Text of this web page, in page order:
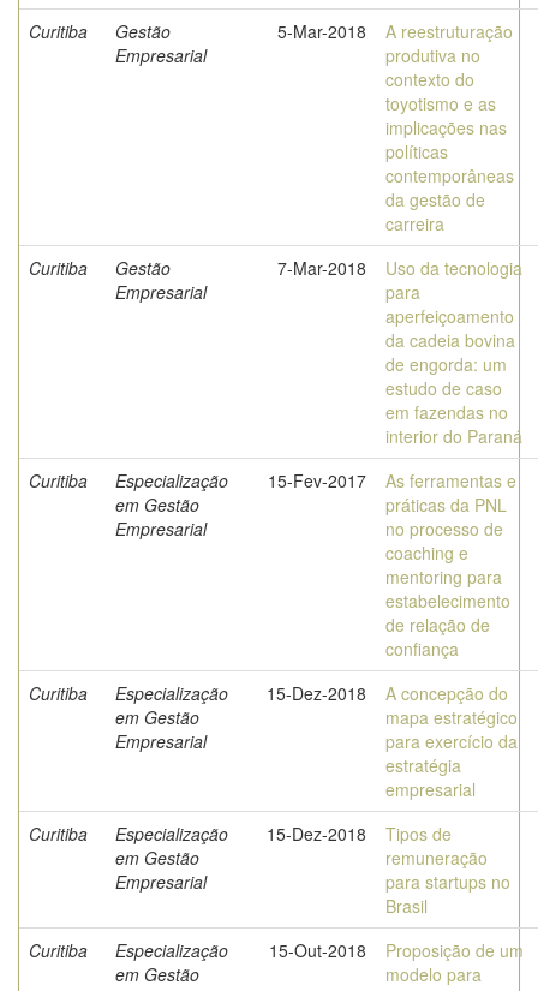
Curitiba
Gestão
Empresarial
5-Mar-2018
A reestruturação
produtiva no
contexto do
toyotismo e as
implicações nas
políticas
contemporâneas
da gestão de
carreira
Curitiba
Gestão
Empresarial
7-Mar-2018
Uso da tecnologia
para
aperfeiçoamento
da cadeia bovina
de engorda: um
estudo de caso
em fazendas no
interior do Paraná
Curitiba
Especialização
em Gestão
Empresarial
15-Fev-2017
As ferramentas e
práticas da PNL
no processo de
coaching e
mentoring para
estabelecimento
de relação de
confiança
Curitiba
Especialização
em Gestão
Empresarial
15-Dez-2018
A concepção do
mapa estratégico
para exercício da
estratégia
empresarial
Curitiba
Especialização
em Gestão
Empresarial
15-Dez-2018
Tipos de
remuneração
para startups no
Brasil
Curitiba
Especialização
em Gestão
15-Out-2018
Proposição de um
modelo para